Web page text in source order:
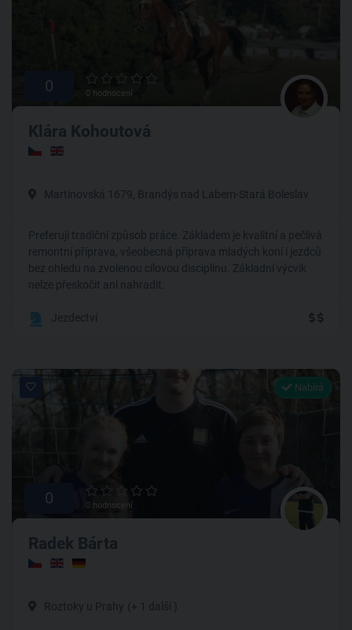
0 0 hodnocení
Klára Kohoutová
Martinovská 1679, Brandýs nad Labem-Stará Boleslav
Preferuji tradiční způsob práce. Základem je kvalitní a pečlivá
remontní příprava, všeobecná příprava mladých koní i jezdců
bez ohledu na zvolenou cílovou disciplínu. Základní výcvik
nelze přeskočit ani nahradit.
Jezdectví
Nabírá
0 0 hodnocení
Radek Bárta
Roztoky u Prahy (+ 1 další )